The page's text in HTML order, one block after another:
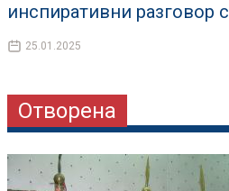
инспиративни разговор
25.01.2025
Отворена